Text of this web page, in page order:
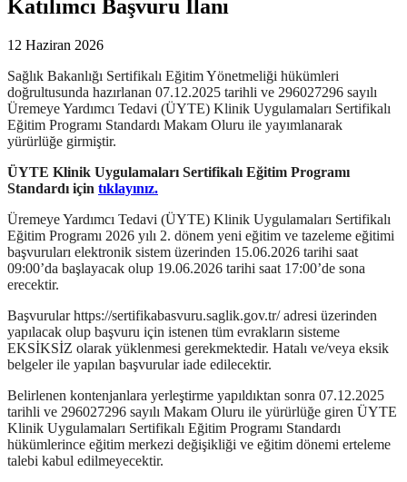
Katılımcı Başvuru İlanı
12 Haziran 2026
Sağlık Bakanlığı Sertifikalı Eğitim Yönetmeliği hükümleri
doğrultusunda hazırlanan 07.12.2025 tarihli ve 296027296 sayılı
Üremeye Yardımcı Tedavi (ÜYTE) Klinik Uygulamaları Sertifikalı
Eğitim Programı Standardı Makam Oluru ile yayımlanarak
yürürlüğe girmiştir.
ÜYTE Klinik Uygulamaları Sertifikalı Eğitim Programı
Standardı için tıklayınız.
Üremeye Yardımcı Tedavi (ÜYTE) Klinik Uygulamaları Sertifikalı
Eğitim Programı 2026 yılı 2. dönem yeni eğitim ve tazeleme eğitimi
başvuruları elektronik sistem üzerinden 15.06.2026 tarihi saat
09:00’da başlayacak olup 19.06.2026 tarihi saat 17:00’de sona
erecektir.
Başvurular https://sertifikabasvuru.saglik.gov.tr/ adresi üzerinden
yapılacak olup başvuru için istenen tüm evrakların sisteme
EKSİKSİZ olarak yüklenmesi gerekmektedir. Hatalı ve/veya eksik
belgeler ile yapılan başvurular iade edilecektir.
Belirlenen kontenjanlara yerleştirme yapıldıktan sonra 07.12.2025
tarihli ve 296027296 sayılı Makam Oluru ile yürürlüğe giren ÜYTE
Klinik Uygulamaları Sertifikalı Eğitim Programı Standardı
hükümlerince eğitim merkezi değişikliği ve eğitim dönemi erteleme
talebi kabul edilmeyecektir.